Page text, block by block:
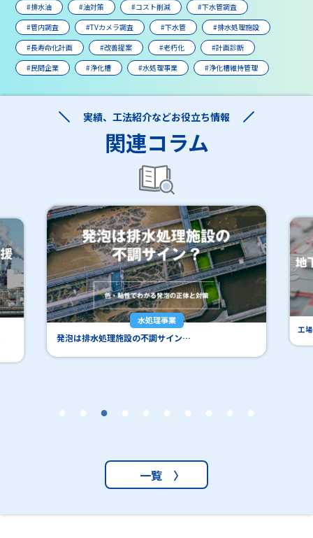
#排水油
#油対策 #コスト削減
#下水管調査
#管内調査
#TVカメラ調査 #下水管
#排水処理施設
#長寿命化計画
#改善提案 #老朽化
#計画診断
#民間企業
#浄化槽 #水処理事業 #浄化槽維持管理
実績、工法紹介などお役立ち情報
関連コラム
水処理事業
発泡は排水処理施設の不調サイン…
工
一覧 〉